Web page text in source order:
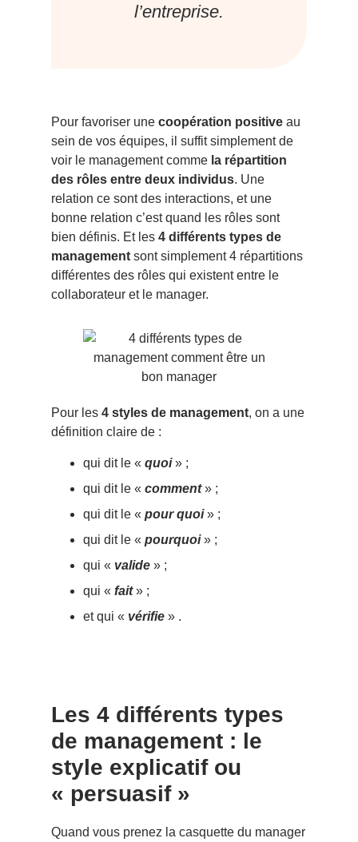
l’entreprise.
Pour favoriser une coopération positive au
sein de vos équipes, il suffit simplement de
voir le management comme la répartition
des rôles entre deux individus. Une
relation ce sont des interactions, et une
bonne relation c’est quand les rôles sont
bien définis. Et les 4 différents types de
management sont simplement 4 répartitions
différentes des rôles qui existent entre le
collaborateur et le manager.
Pour les 4 styles de management, on a une
définition claire de :
qui dit le « quoi» ;
qui dit le « comment» ;
qui dit le « pour quoi» ;
qui dit le « pourquoi» ;
qui « valide » ;
qui « fait» ;
et qui « vérifie » .
Les 4 différents types
de management : le
style explicatif ou
« persuasif »
Quand vous prenez la casquette du manager